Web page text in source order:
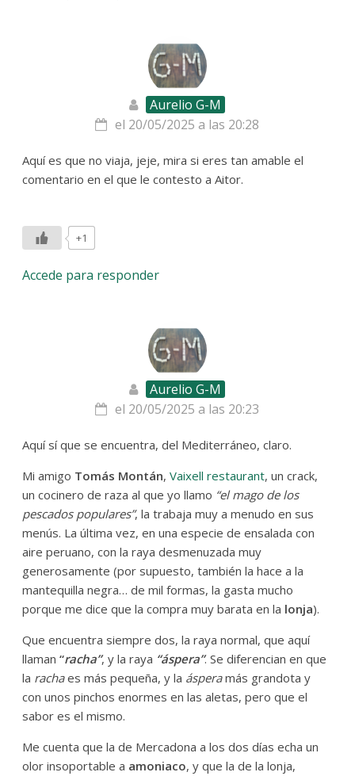
Aurelio G-M
el 20/05/2025 a las 20:28
Aquí es que no viaja, jeje, mira si eres tan amable el
comentario en el que le contesto a Aitor.
+1
Accede para responder
Aurelio G-M
el 20/05/2025 a las 20:23
Aquí sí que se encuentra, del Mediterráneo, claro.
Mi amigo Tomás Montán,Vaixell restaurant, un crack,
un cocinero de raza al que yo llamo “el mago de los
pescados populares”, la trabaja muy a menudo en sus
menús. La última vez, en una especie de ensalada con
aire peruano, con la raya desmenuzada muy
generosamente (por supuesto, también la hace a la
mantequilla negra… de mil formas, la gasta mucho
porque me dice que la compra muy barata en la lonja).
Que encuentra siempre dos, la raya normal, que aquí
llaman“racha”, y la raya “áspera”. Se diferencian en que
la rachaes más pequeña, y la ásperamás grandota y
con unos pinchos enormes en las aletas, pero que el
sabor es el mismo.
Me cuenta que la de Mercadona a los dos días echa un
olor insoportable a amoniaco, y que la de la lonja,